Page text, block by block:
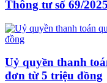
Thông tư số 69/
Uỷ quyền thanh
đơn từ 5 triệu đồng